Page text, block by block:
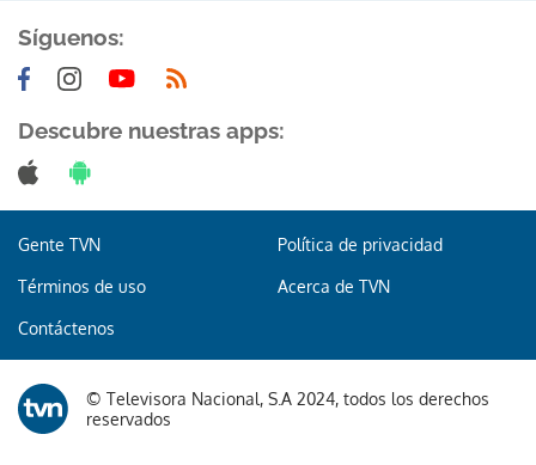
Síguenos:
Descubre nuestras apps:
Gente TVN Política de privacidad
Términos de uso Acerca de TVN
Contáctenos
© Televisora Nacional, S.A 2024, todos los derechos
reservados